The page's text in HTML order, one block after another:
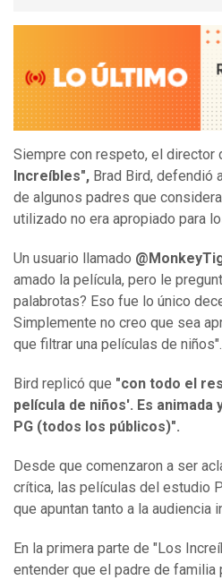
Siempre con respeto, el director
Increíbles", Brad Bird, defendió
de algunos padres que
utilizado no era apropiado para
Un usuario llamado
amado la película, pero le
palabrotas? Eso fue lo único
Simplemente no creo que sea
que filtrar una películas de niños".
Bird replicó que "con todo el
película de niños'. Es
PG (todos los públicos)".
Desde que comenzaron a ser
crítica, las películas del estudio
que apuntan tanto a la audiencia
En la primera parte de "Los
entender que el padre de familia